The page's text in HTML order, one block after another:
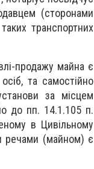
(сторонами
транспортних
продажу майна є
та самостійно
за місцем
до пп. 14.1.105 п.
в Цивільному
речами (майном) є